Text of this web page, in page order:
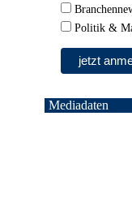
Politik &
Mediadaten